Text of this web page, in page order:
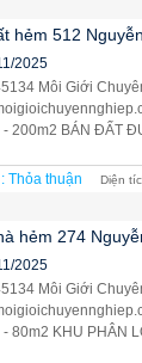
hẻm 512
2025
Môi Giới
- 200m2 BÁN ĐẤT
: Thỏa thuận Diện
hẻm 274
2025
Môi Giới
- 80m2 KHU PHÂN